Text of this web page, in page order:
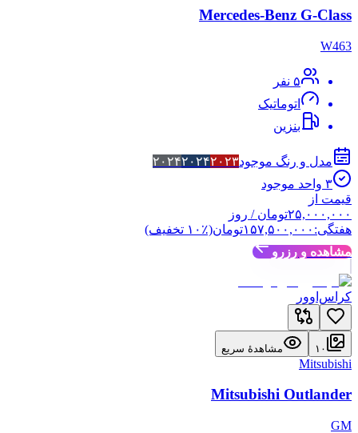
Mercedes-Benz G-Class
W463
۵ نفر
اتوماتیک
بنزین
مدل و رنگ موجود ۲۰۲۴۲۰۲۴۲۰۲۳
۳ واحد موجود
قیمت از
۲۵,۰۰۰,۰۰۰تومان / روز
هفتگی: ۱۵۷,۵۰۰,۰۰۰تومان(٪ ۱۰ تخفیف)
مشاهده و رزرو
کراس‌اوور
۱۰ مشاهدهٔ سریع
Mitsubishi
Mitsubishi Outlander
GM